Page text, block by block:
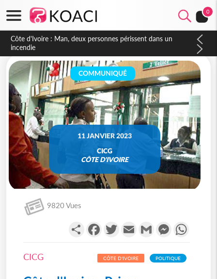
0
Côte d'Ivoire : Séileu, la célébration de la fête nationale
transformée en vaste campagne contre les produits
dépigmentants dangereux
COMMUNIQUÉ
11 JANVIER 2023
CICG
CÔTE D'IVOIRE
9820 Vues
PartagerFacebookTwitterEmail Gmail Messenger
CICG CÔTE D'IVOIRE POLITIQUE